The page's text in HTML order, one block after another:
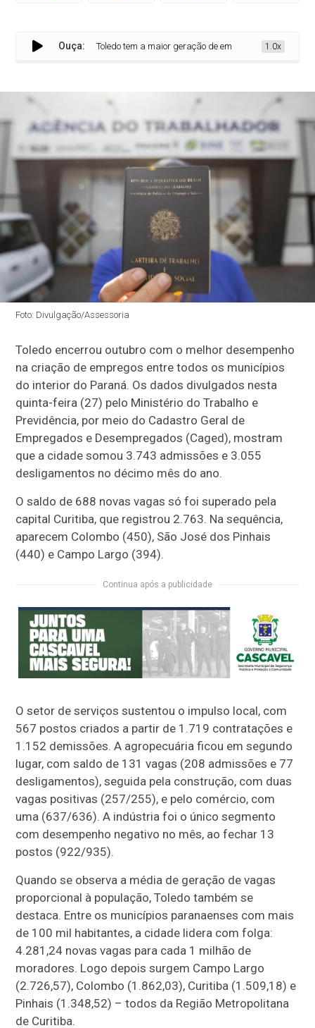
Ouça:Toledo tem a maior geração de empregos do interior do
1.0x
Foto: Divulgação/Assessoria
Toledo encerrou outubro com o melhor desempenho
na criação de empregos entre todos os municípios
do interior do Paraná. Os dados divulgados nesta
quinta-feira (27) pelo Ministério do Trabalho e
Previdência, por meio do Cadastro Geral de
Empregados e Desempregados (Caged), mostram
que a cidade somou 3.743 admissões e 3.055
desligamentos no décimo mês do ano.
O saldo de 688 novas vagas só foi superado pela
capital Curitiba, que registrou 2.763. Na sequência,
aparecem Colombo (450), São José dos Pinhais
(440) e Campo Largo (394).
Continua após a publicidade
O setor de serviços sustentou o impulso local, com
567 postos criados a partir de 1.719 contratações e
1.152 demissões. A agropecuária ficou em segundo
lugar, com saldo de 131 vagas (208 admissões e 77
desligamentos), seguida pela construção, com duas
vagas positivas (257/255), e pelo comércio, com
uma (637/636). A indústria foi o único segmento
com desempenho negativo no mês, ao fechar 13
postos (922/935).
Quando se observa a média de geração de vagas
proporcional à população, Toledo também se
destaca. Entre os municípios paranaenses com mais
de 100 mil habitantes, a cidade lidera com folga:
4.281,24 novas vagas para cada 1 milhão de
moradores. Logo depois surgem Campo Largo
(2.726,57), Colombo (1.862,03), Curitiba (1.509,18) e
Pinhais (1.348,52) – todos da Região Metropolitana
de Curitiba.